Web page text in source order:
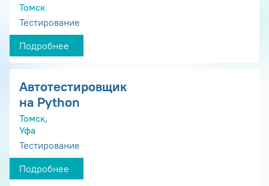
Томск
Тестирование
Подробнее
Автотестировщик
на Python
Томск,
Уфа
Тестирование
Подробнее